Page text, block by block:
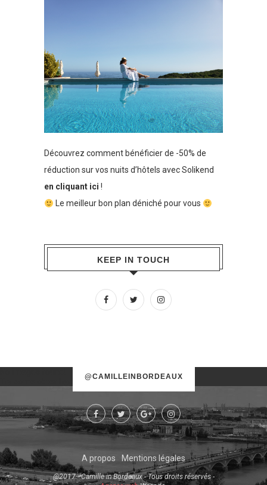
Découvrez comment bénéficier de -50% de
réduction sur vos nuits d’hôtels avec Solikend
en cliquant ici !
Le meilleur bon plan déniché pour vous
KEEP IN TOUCH
@CAMILLEINBORDEAUX
Try some other hashtag or username
A propos Mentions légales
@2017 - Camille in Bordeaux - Tous droits réservés -